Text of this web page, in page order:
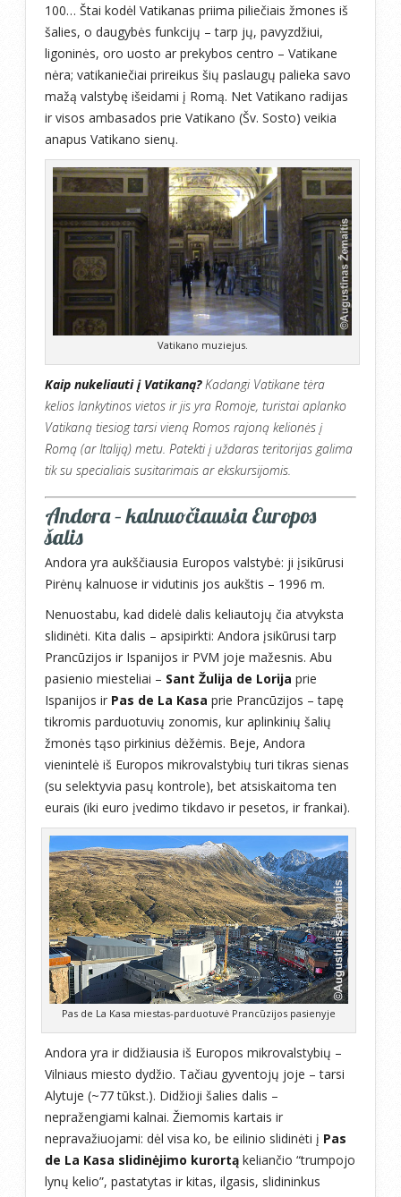
100… Štai kodėl Vatikanas priima piliečiais žmones iš
šalies, o daugybės funkcijų – tarp jų, pavyzdžiui,
ligoninės, oro uosto ar prekybos centro – Vatikane
nėra; vatikaniečiai prireikus šių paslaugų palieka savo
mažą valstybę išeidami į Romą. Net Vatikano radijas
ir visos ambasados prie Vatikano (Šv. Sosto) veikia
anapus Vatikano sienų.
Vatikano muziejus.
Kaip nukeliauti į Vatikaną?Kadangi Vatikane tėra
kelios lankytinos vietos ir jis yra Romoje, turistai aplanko
Vatikaną tiesiog tarsi vieną Romos rajoną kelionės į
Romą (ar Italiją) metu. Patekti į uždaras teritorijas galima
tik su specialiais susitarimais ar ekskursijomis.
Andora – kalnuočiausia Europos
šalis
Andora yra aukščiausia Europos valstybė: ji įsikūrusi
Pirėnų kalnuose ir vidutinis jos aukštis – 1996 m.
Nenuostabu, kad didelė dalis keliautojų čia atvyksta
slidinėti. Kita dalis – apsipirkti: Andora įsikūrusi tarp
Prancūzijos ir Ispanijos ir PVM joje mažesnis. Abu
pasienio miesteliai – Sant Žulija de Lorija prie
Ispanijos ir Pas de La Kasa prie Prancūzijos – tapę
tikromis parduotuvių zonomis, kur aplinkinių šalių
žmonės tąso pirkinius dėžėmis. Beje, Andora
vienintelė iš Europos mikrovalstybių turi tikras sienas
(su selektyvia pasų kontrole), bet atsiskaitoma ten
eurais (iki euro įvedimo tikdavo ir pesetos, ir frankai).
Pas de La Kasa miestas-parduotuvė Prancūzijos pasienyje
Andora yra ir didžiausia iš Europos mikrovalstybių –
Vilniaus miesto dydžio. Tačiau gyventojų joje – tarsi
Alytuje (~77 tūkst.). Didžioji šalies dalis –
nepražengiami kalnai. Žiemomis kartais ir
nepravažiuojami: dėl visa ko, be eilinio slidinėti į Pas
de La Kasa slidinėjimo kurortą keliančio “trumpojo
lynų kelio”, pastatytas ir kitas, ilgasis, slidininkus